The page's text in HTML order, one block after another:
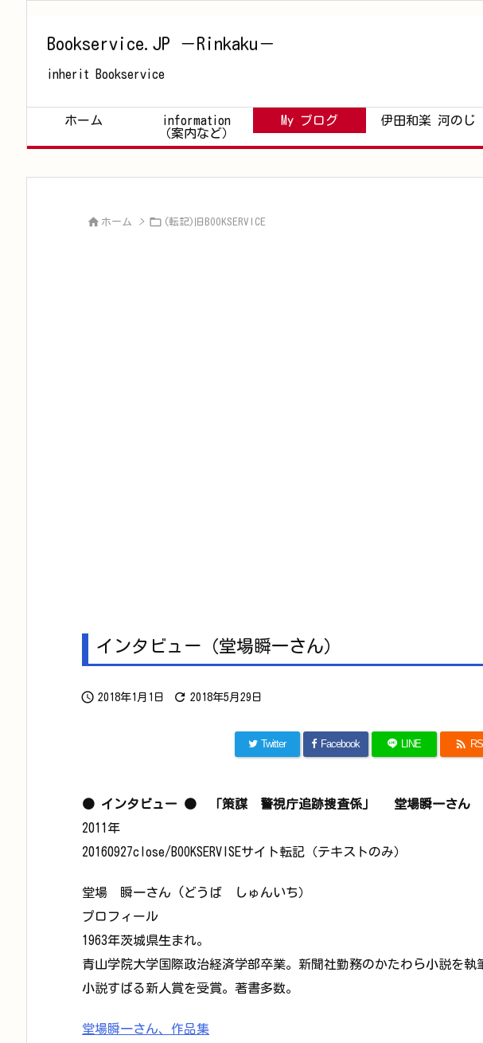
Bookservice.JP －Rinkaku－
inherit Bookservice
ホーム
information
（案内など）
My ブログ 伊田和楽 河のじ
 ホーム >  (転記)旧BOOKSERVICE
インタビュー（堂場瞬一さん）
 2018年1月1日  2018年5月29日
Twitter Facebook LINE 
● インタビュー ● 「策謀 警視庁追跡捜査係」 堂場瞬一さん
2011年
20160927close/BOOKSERVISEサイト転記（テキストのみ）
堂場 瞬一さん (どうば しゅんいち）
プロフィール
1963年茨城県生まれ。
青山学院大学国際政治経済学部卒業。新聞社勤務のかたわら小説を執
小説すばる新人賞を受賞。著書多数。
堂場瞬一さん、作品集